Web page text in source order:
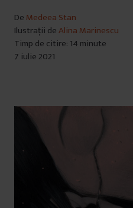
De Medeea Stan
Ilustrații deAlina Marinescu
Timp de citire: 14 minute
7 iulie 2021